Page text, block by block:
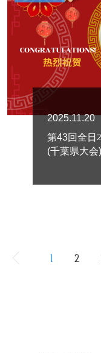
2025.11.20
第43回全日
(千葉県大
1 2